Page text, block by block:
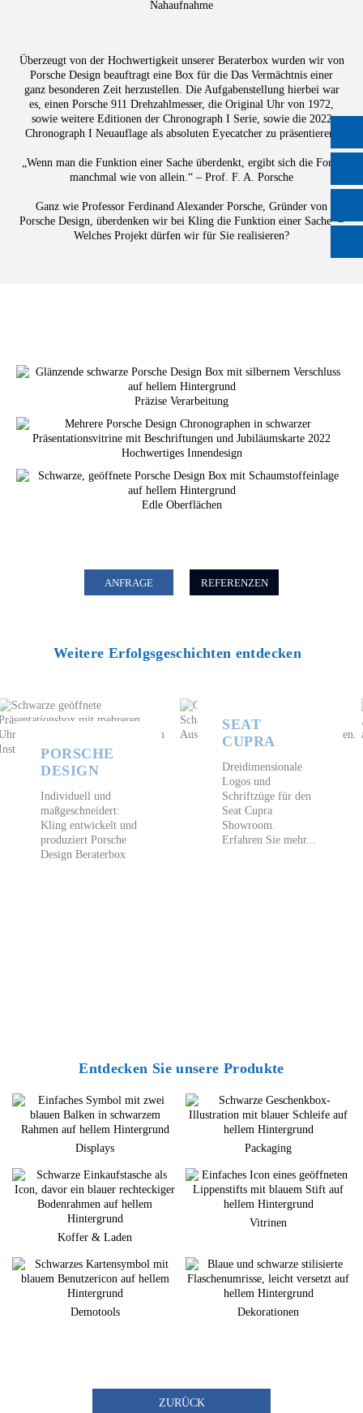
Überzeugt von der Hochwertigkeit unserer Beraterbox wurden wir von
Porsche Design beauftragt eine Box für die Das Vermächtnis einer
ganz besonderen Zeit herzustellen. Die Aufgabenstellung hierbei war
es, einen Porsche 911 Drehzahlmesser, die Original Uhr von 1972,
sowie weitere Editionen der Chronograph I Serie, sowie die 2022
Chronograph I Neuauflage als absoluten Eyecatcher zu präsentieren.
„Wenn man die Funktion einer Sache überdenkt, ergibt sich die Form
manchmal wie von allein.“ – Prof. F. A. Porsche
Ganz wie Professor Ferdinand Alexander Porsche, Gründer von
Porsche Design, überdenken wir bei Kling die Funktion einer Sache –
Welches Projekt dürfen wir für Sie realisieren?
Präzise Verarbeitung
Hochwertiges Innendesign
Edle Oberflächen
ANFRAGE REFERENZEN
Weitere Erfolgsgeschichten entdecken
PORSCHE
DESIGN
Individuell und
maßgeschneidert:
Kling entwickelt und
produziert Porsche
Design Beraterbox
SEAT
CUPRA
Dreidimensionale
Logos und
Schriftzüge für den
Seat Cupra
Showroom.
Erfahren Sie mehr...
Entdecken Sie unsere Produkte
Displays Packaging
Koffer & Laden
Vitrinen
Demotools Dekorationen
ZURÜCK